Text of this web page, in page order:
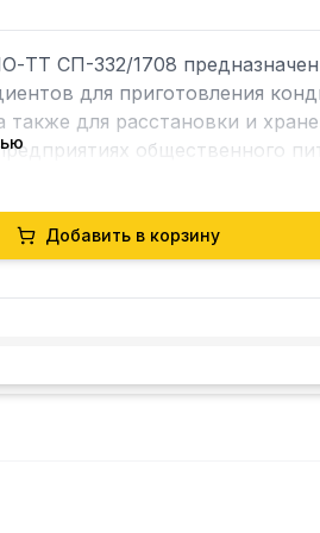
ТТ СП-332/1708 предназначен
для приготовления
также для расстановки и
общественного
40 мм)
мм нержавеющей стали
Добавить в корзину